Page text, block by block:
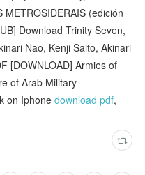
METROSIDERAIS (edición
Download Trinity Seven,
Nao, Kenji Saito, Akinari
[DOWNLOAD] Armies of
of Arab Military
on Iphonedownload pdf,